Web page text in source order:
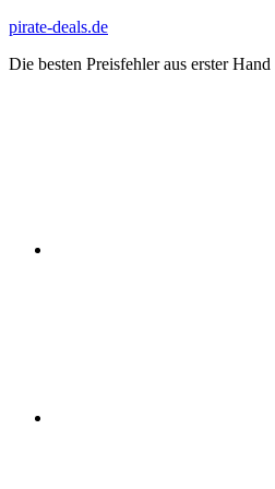
Zum
springen
pirate-deals.de
Die besten Preisfehler aus erster Hand